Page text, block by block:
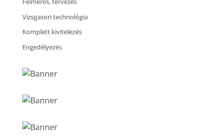
Vizsgasori technológia
Komplett kivitelezés
Engedélyezés